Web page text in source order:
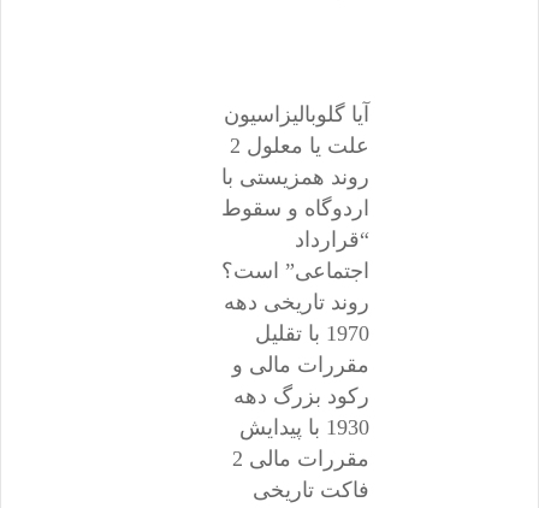
آیا گلوبالیزاسیون
علت یا معلول 2
روند همزیستی با
اردوگاه و سقوط
“قرارداد
اجتماعی” است؟
روند تاریخی دهه
1970 با تقلیل
مقررات مالی و
رکود بزرگ دهه
1930 با پیدایش
مقررات مالی 2
فاکت تاریخی